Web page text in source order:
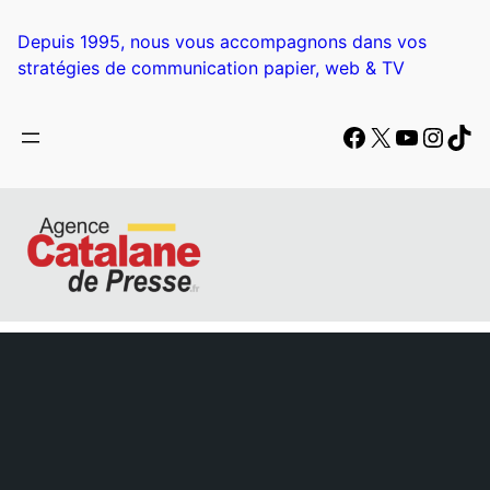
Depuis 1995, nous vous accompagnons dans vos
stratégies de communication papier, web & TV
Facebook
X